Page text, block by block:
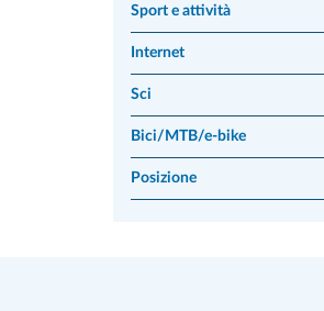
Sport e attività
Internet
Sci
Bici/MTB/e-bike
Posizione